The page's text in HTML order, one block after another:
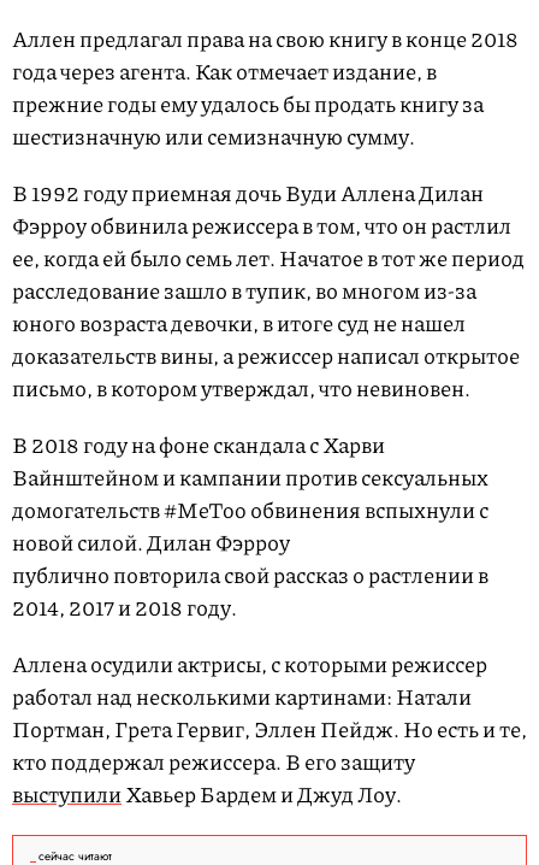
Аллен предлагал права на свою книгу в конце 2018
года через агента. Как отмечает издание, в
прежние годы ему удалось бы продать книгу за
шестизначную или семизначную сумму.
В 1992 году приемная дочь Вуди Аллена Дилан
Фэрроу обвинила режиссера в том, что он растлил
ее, когда ей было семь лет. Начатое в тот же период
расследование зашло в тупик, во многом из-за
юного возраста девочки, в итоге суд не нашел
доказательств вины, а режиссер написал открытое
письмо, в котором утверждал, что невиновен.
В 2018 году на фоне скандала с Харви
Вайнштейном и кампании против сексуальных
домогательств #MeToo обвинения вспыхнули с
новой силой. Дилан Фэрроу
публично повторила свой рассказ о растлении в
2014, 2017 и 2018 году.
Аллена осудили актрисы, с которыми режиссер
работал над несколькими картинами: Натали
Портман, Грета Гервиг, Эллен Пейдж. Но есть и те,
кто поддержал режиссера. В его защиту
выступилиХавьер Бардем и Джуд Лоу.
сейчас читают